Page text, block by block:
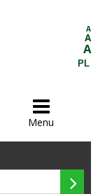
A
A
A
PL

Menu
